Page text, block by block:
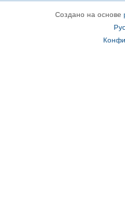
Создано на основе